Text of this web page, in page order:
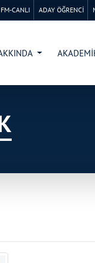
CANLI ADAY ÖĞRENCİ